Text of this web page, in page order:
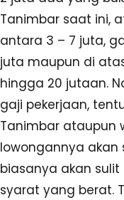
Tanimbar saat ini,
antara 3 – 7 juta,
juta maupun di
hingga 20 jutaan.
gaji pekerjaan,
Tanimbar ataupun
lowongannya akan
biasanya akan
syarat yang berat.